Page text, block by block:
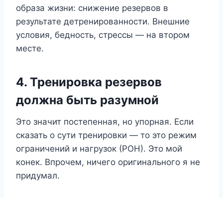
образа жизни: снижение резервов в
результате детренированности. Внешние
условия, бедность, стрессы — на втором
месте.
4. Тренировка резервов
должна быть разумной
Это значит постепенная, но упорная. Если
сказать о сути тренировки — то это режим
ограничений и нагрузок (РОН). Это мой
конек. Впрочем, ничего оригинального я не
придумал.